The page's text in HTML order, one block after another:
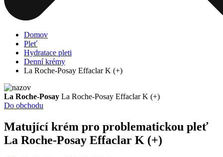
Domov
Pleť
Hydratace pleti
Denní krémy
La Roche-Posay Effaclar K (+)
La Roche-Posay La Roche-Posay Effaclar K (+)
Do obchodu
Matující krém pro problematickou pleť
La Roche-Posay Effaclar K (+)